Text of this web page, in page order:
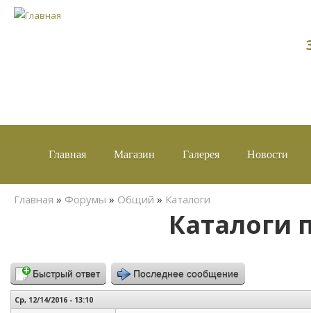
Главная Магазин Галерея Новости
Вы здесь
Главная » Форумы » Общий » Каталоги
Каталоги
Быстрый ответ Последнее сообщение
Ср, 12/14/2016 - 13:10